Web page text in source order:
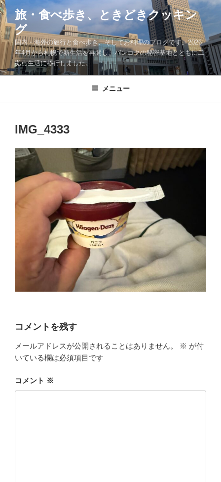
コ
ン
テ
ン
ツ
へ
ス
旅・食べ歩き、ときどきクッキン
グ
国内・海外の旅行と食べ歩き、そしてお料理のブログです。2026
年4月から札幌で新生活を再開し、バンコクの秘密基地とともに二
拠点生活に移行しました。
メニュー
IMG_4333
コメントを残す
メールアドレスが公開されることはありません。 ※ が付
いている欄は必須項目です
コメント ※